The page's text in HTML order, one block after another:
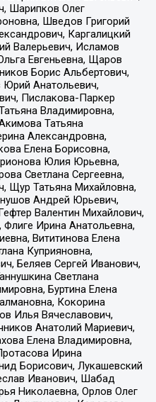
Шарипков Олег
Шведов Григорий
Каргалицкий
Валерьевич, Исламов
Евгеньевна, Щаров
Борис Альбертович,
Юрий Анатольевич,
Пислакова-Паркер
Владимировна,
Татьяна
Александровна,
Елена Борисовна,
Юлия Юрьевна,
Светлана Сергеевна,
Щур Татьяна Михайловна,
Андрей Юрьевич,
Валентин Михайлович,
Ирина Анатольевна,
Вититинова Елена
Куприяновна,
Беляев Сергей Иванович,
Светлана
Буртина Елена
Кокорина
Илья Вячеславович,
Анатолий Мариевич,
Елена Владимировна,
Ирина
Борисович, Лукашевский
Иванович, Шабад
Николаевна, Орлов Олег